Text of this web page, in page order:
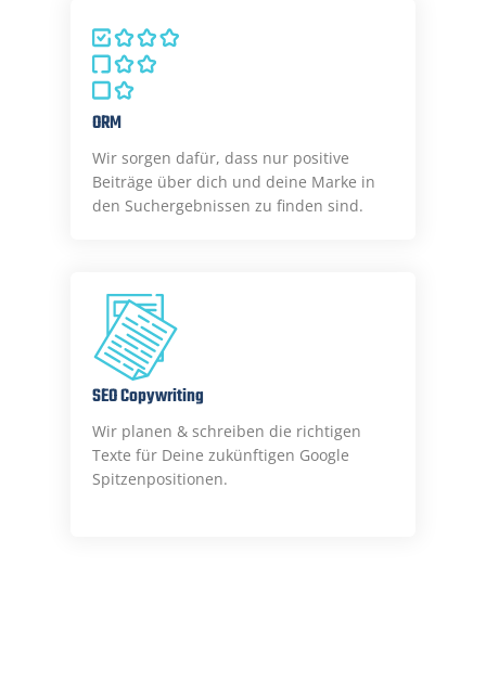
ORM
Wir sorgen dafür, dass nur positive
Beiträge über dich und deine Marke in
den Suchergebnissen zu finden sind.
SEO Copywriting
Wir planen & schreiben die richtigen
Texte für Deine zukünftigen Google
Spitzenpositionen.